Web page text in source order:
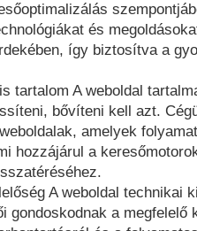
és
így biztosítva a
tartalom A weboldal
bővíteni kell azt.
amelyek
hozzájárul a
A weboldal technikai
gondoskodnak a megfelelő